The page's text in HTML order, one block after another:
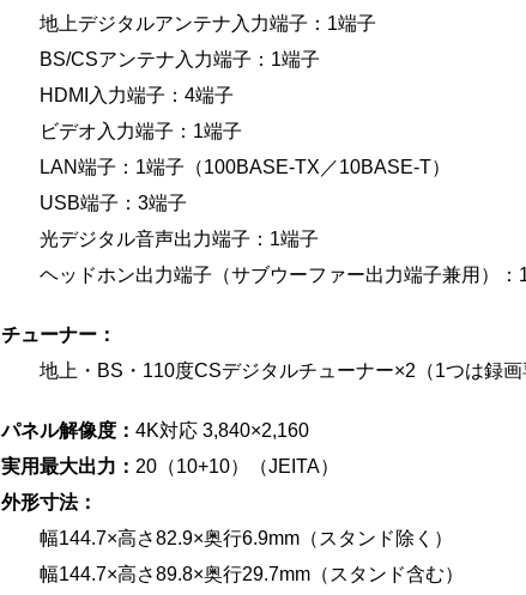
地上デジタルアンテナ入力端子：1端子
BS/CSアンテナ入力端子：1端子
HDMI入力端子：4端子
ビデオ入力端子：1端子
LAN端子：1端子（100BASE-TX／10BASE-T）
USB端子：3端子
光デジタル音声出力端子：1端子
ヘッドホン出力端子（サブウーファー出力端子兼用）：
チューナー：
地上・BS・110度CSデジタルチューナー×2（1つは録画
パネル解像度：4K対応 3,840×2,160
実用最大出力： 20（10+10）（JEITA）
外形寸法：
幅144.7×高さ82.9×奥行6.9mm（スタンド除く）
幅144.7×高さ89.8×奥行29.7mm（スタンド含む）